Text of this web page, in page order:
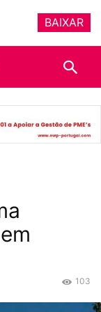
103
BAIXAR